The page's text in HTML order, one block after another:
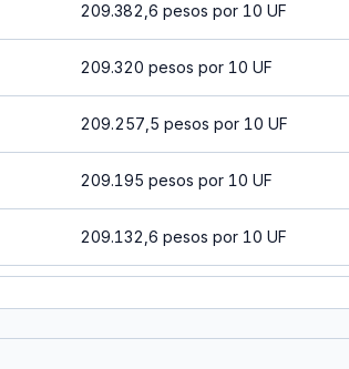
209.382,6 pesos por 10 UF
209.320 pesos por 10 UF
209.257,5 pesos por 10 UF
209.195 pesos por 10 UF
209.132,6 pesos por 10 UF